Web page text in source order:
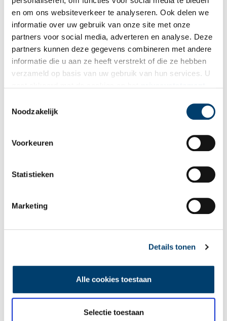
en om ons websiteverkeer te analyseren. Ook delen we
informatie over uw gebruik van onze site met onze
partners voor social media, adverteren en analyse. Deze
partners kunnen deze gegevens combineren met andere
informatie die u aan ze heeft verstrekt of die ze hebben
verzameld op basis van uw gebruik van hun services. U
Noodzakelijk
Voorkeuren
Statistieken
Marketing
Details tonen
Alle cookies toestaan
Selectie toestaan
Gevelstenen De Passer en De Valk sieren het adres Bakenessergracht 84, waar al
Uiteraard besteedt Van Graafeiland ook aandacht aan de
brouwerijen, waarvan er zo’n 23 in Haarlem hebben gestaan. Al in
drinken. Van water werd je ziek en wijn was te duur. Aan het
in Haarlem, de rest werd geëxporteerd. Eén van de vier grootste
bierbrouwers zat op de Bakenessergracht 84 en daar brouwden
herinneren daar aan, alhoewel niet helemaal duidelijk is hoe de